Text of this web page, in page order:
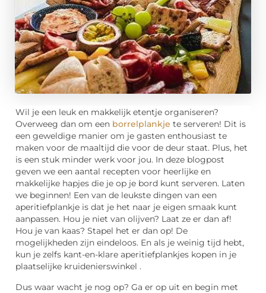
Wil je een leuk en makkelijk etentje organiseren?
Overweeg dan om een borrelplankje te serveren! Dit is
een geweldige manier om je gasten enthousiast te
maken voor de maaltijd die voor de deur staat. Plus, het
is een stuk minder werk voor jou. In deze blogpost
geven we een aantal recepten voor heerlijke en
makkelijke hapjes die je op je bord kunt serveren. Laten
we beginnen! Een van de leukste dingen van een
aperitiefplankje is dat je het naar je eigen smaak kunt
aanpassen. Hou je niet van olijven? Laat ze er dan af!
Hou je van kaas? Stapel het er dan op! De
mogelijkheden zijn eindeloos. En als je weinig tijd hebt,
kun je zelfs kant-en-klare aperitiefplankjes kopen in je
plaatselijke kruidenierswinkel .
Dus waar wacht je nog op? Ga er op uit en begin met